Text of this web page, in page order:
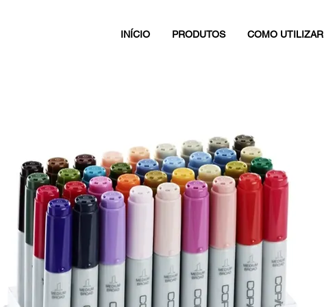
INÍCIO PRODUTOS COMO UTILIZAR